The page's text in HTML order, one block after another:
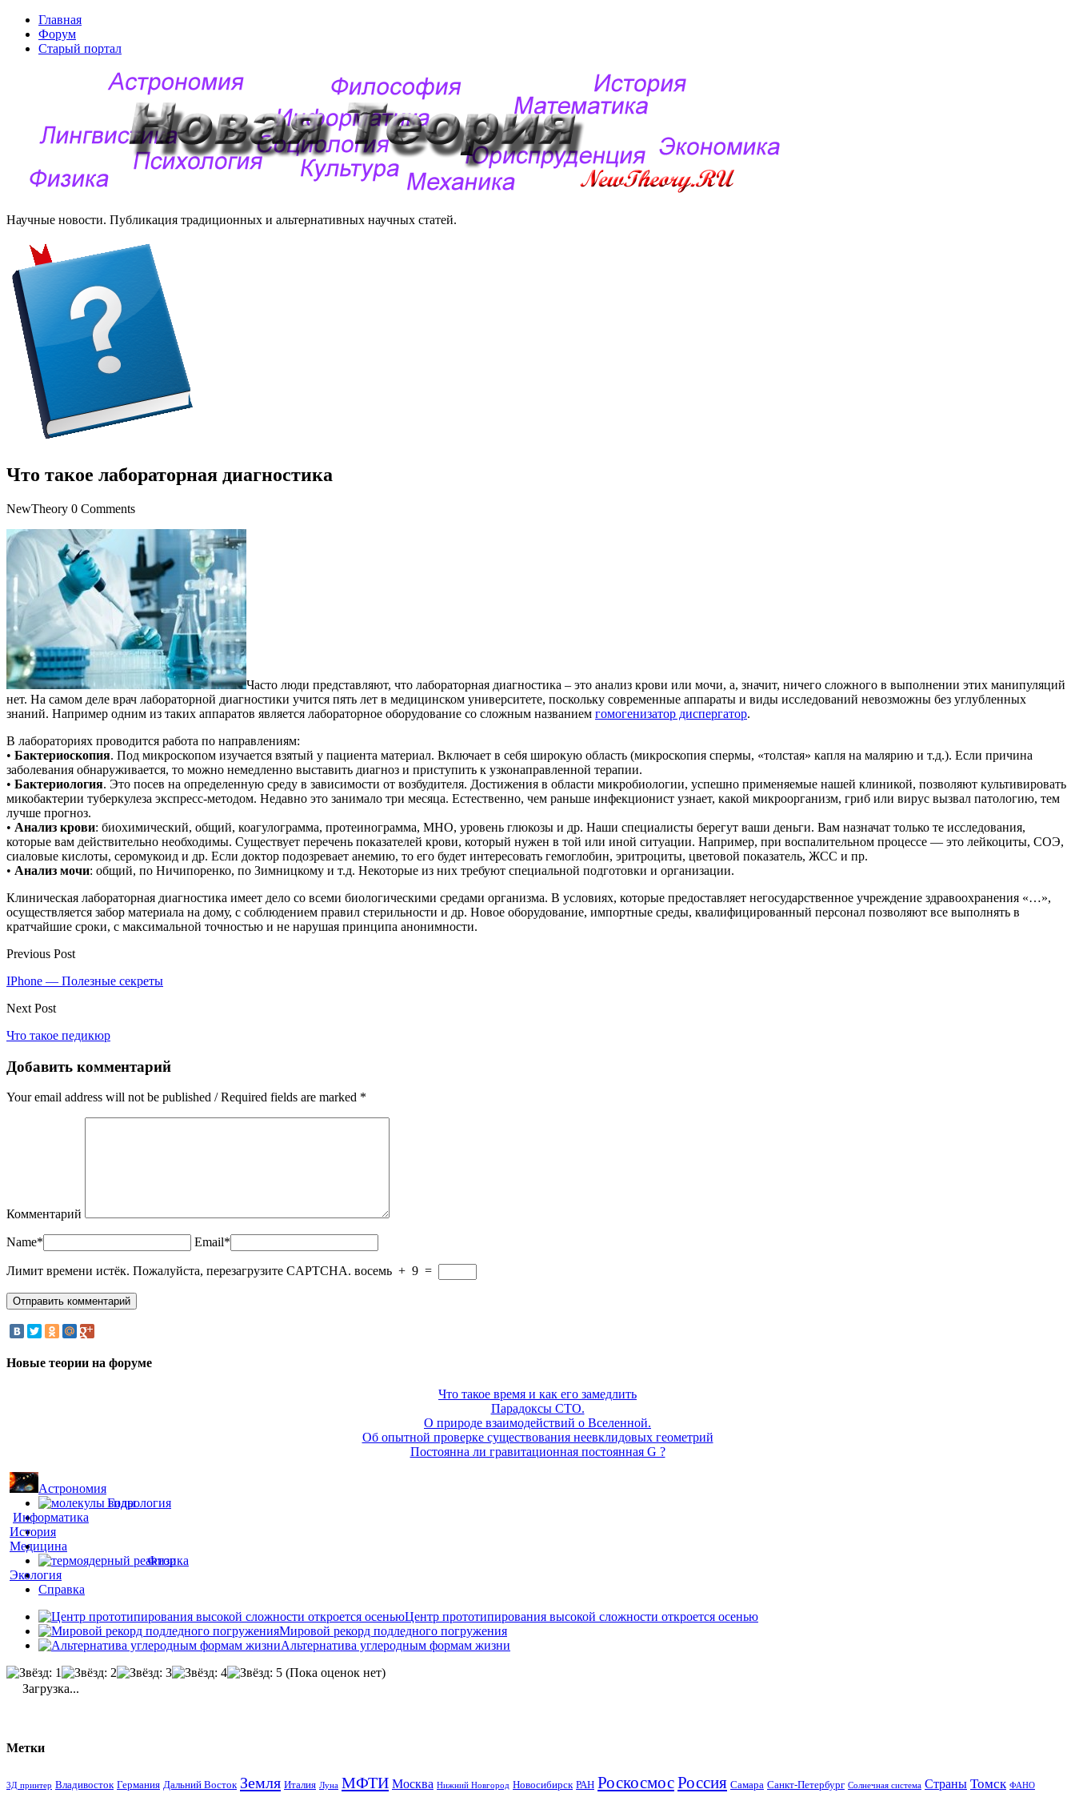
Главная
Форум
Старый портал
Научные новости. Публикация традиционных и альтернативных научных статей.
Что такое лабораторная диагностика
NewTheory 0 Comments
Часто люди представляют, что лабораторная диагностика – это анализ крови или мочи, а, значит, ничего сложного в выполнении этих манипуляций
нет. На самом деле врач лабораторной диагностики учится пять лет в медицинском университете, поскольку современные аппараты и виды исследований невозможны без углубленных
знаний. Например одним из таких аппаратов является лабораторное оборудование со сложным названием гомогенизатор диспергатор.
В лабораториях проводится работа по направлениям:
• Бактериоскопия. Под микроскопом изучается взятый у пациента материал. Включает в себя широкую область (микроскопия спермы, «толстая» капля на малярию и т.д.). Если причина
заболевания обнаруживается, то можно немедленно выставить диагноз и приступить к узконаправленной терапии.
• Бактериология. Это посев на определенную среду в зависимости от возбудителя. Достижения в области микробиологии, успешно применяемые нашей клиникой, позволяют культивировать
микобактерии туберкулеза экспресс-методом. Недавно это занимало три месяца. Естественно, чем раньше инфекционист узнает, какой микроорганизм, гриб или вирус вызвал патологию, тем
лучше прогноз.
• Анализ крови: биохимический, общий, коагулограмма, протеинограмма, МНО, уровень глюкозы и др. Наши специалисты берегут ваши деньги. Вам назначат только те исследования,
которые вам действительно необходимы. Существует перечень показателей крови, который нужен в той или иной ситуации. Например, при воспалительном процессе — это лейкоциты, СОЭ,
сиаловые кислоты, серомукоид и др. Если доктор подозревает анемию, то его будет интересовать гемоглобин, эритроциты, цветовой показатель, ЖСС и пр.
• Анализ мочи: общий, по Ничипоренко, по Зимницкому и т.д. Некоторые из них требуют специальной подготовки и организации.
Клиническая лабораторная диагностика имеет дело со всеми биологическими средами организма. В условиях, которые предоставляет негосударственное учреждение здравоохранения «…»,
осуществляется забор материала на дому, с соблюдением правил стерильности и др. Новое оборудование, импортные среды, квалифицированный персонал позволяют все выполнять в
кратчайшие сроки, с максимальной точностью и не нарушая принципа анонимности.
Previous Post
IPhone — Полезные секреты
Next Post
Что такое педикюр
Добавить комментарий
Your email address will not be published / Required fields are marked *
Комментарий
Name* Email*
Лимит времени истёк. Пожалуйста, перезагрузите CAPTCHA. восемь + 9 =
Новые теории на форуме
Что такое время и как его замедлить
Парадоксы СТО.
О природе взаимодействий о Вселенной.
Об опытной проверке существования неевклидовых геометрий
Постоянна ли гравитационная постоянная G ?
Астрономия
Гидрология
Информатика
История
Медицина
Физика
Экология
Справка
Центр прототипирования высокой сложности откроется осенью
Мировой рекорд подледного погружения
Альтернатива углеродным формам жизни
(Пока оценок нет)
Загрузка...
Метки
3Д принтер Владивосток Германия Дальний Восток Земля Италия Луна МФТИ Москва Нижний Новгород Новосибирск РАН РоскосмосРоссия Самара Санкт-Петербург Солнечная система Страны Томск ФАНО